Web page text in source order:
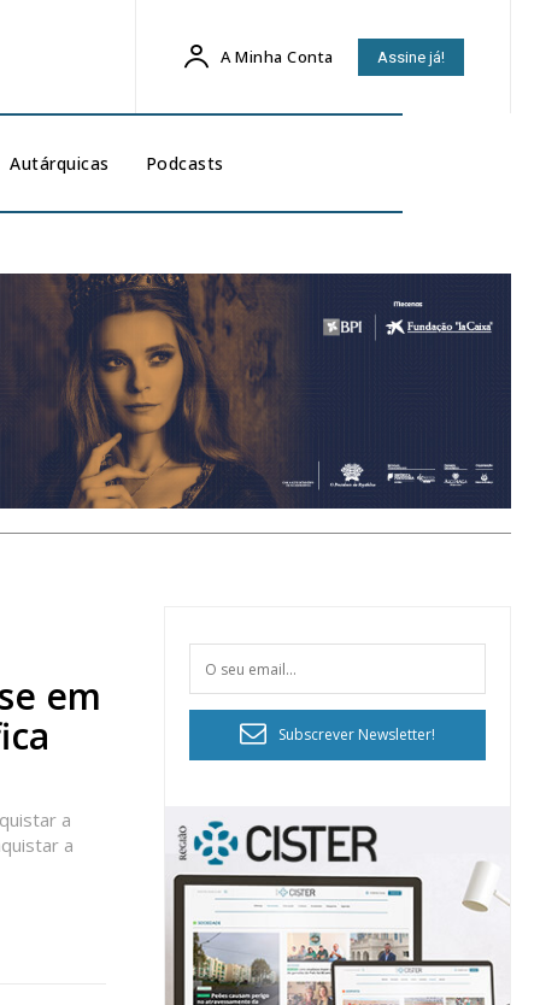
A Minha Conta Assine já!
Autárquicas Podcasts
em
a
a
Subscrever Newsletter!